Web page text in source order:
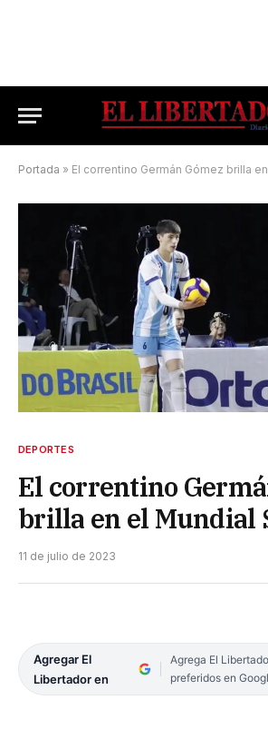
Portada » El correntino Germán Gómez brilla
DEPORTES
El correntino
brilla en el Mundial
11 de julio de 2023
Agregar El
Libertador en
Agrega El
preferidos en